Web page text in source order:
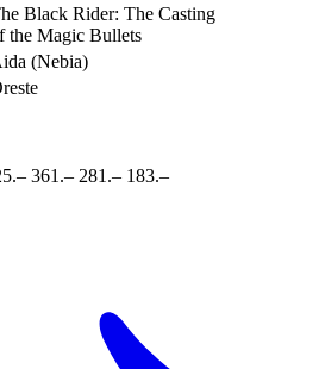
Black Rider: The Casting
the Magic Bullets
(Nebia)
361.– 281.– 183.–